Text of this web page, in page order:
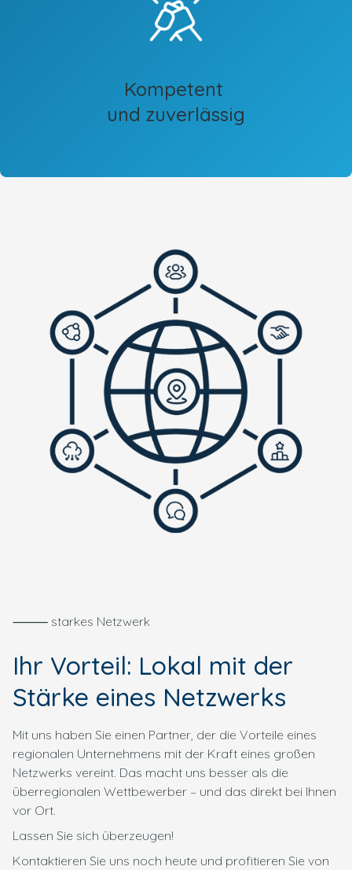
Kompetent
und zuverlässig
⸻ starkes Netzwerk
Ihr Vorteil: Lokal mit der
Stärke eines Netzwerks
Mit uns haben Sie einen Partner, der die Vorteile eines
regionalen Unternehmens mit der Kraft eines großen
Netzwerks vereint. Das macht uns besser als die
überregionalen Wettbewerber – und das direkt bei Ihnen
vor Ort.
Lassen Sie sich überzeugen!
Kontaktieren Sie uns noch heute und profitieren Sie von